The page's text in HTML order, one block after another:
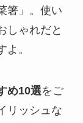
箸」。使い
しゃれだと
。
め10選をご
リッシュな